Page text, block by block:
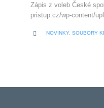
Zápis z voleb České
pristup.cz/wp-content/
 CATEGORY
NOVINKY, SOUBORY